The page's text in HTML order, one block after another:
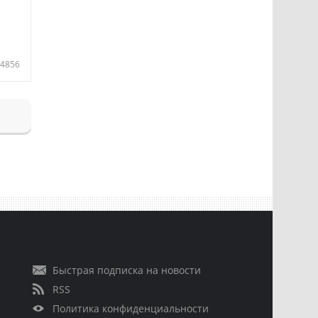
4856
Быстрая подписка на новости
RSS
Политика конфиденциальности